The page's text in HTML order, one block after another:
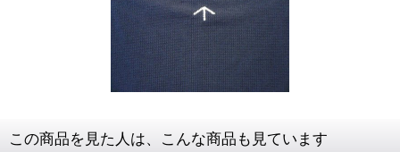
この商品を見た人は、こんな商品も見ています